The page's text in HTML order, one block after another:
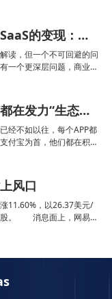
尽管我还没有从拼多多买
从钉钉的变阵，看SaaS的变现：互联网公司做SaaS难在哪？
读，但一个不可回避的问
一个更深层问题，商业模
变阵恐怕是迟早的事，且
微信、支付宝为何都在发力“生态搜索”？
经不如以往，每个APP都
付宝为首，他们都在积极
活的渗透越来越深，曾
风口
11.60%，以26.37美元/
股。 消息面上，网易有